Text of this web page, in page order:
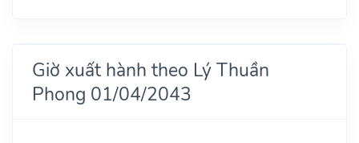
Giờ xuất hành theo Lý Thuần
Phong 01/04/2043